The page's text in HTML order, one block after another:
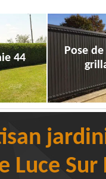
44
Pose
Luce Sur